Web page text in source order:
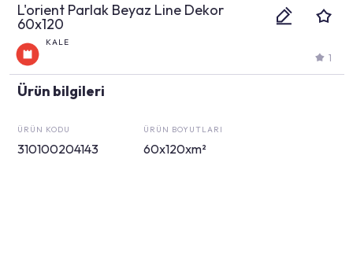
L'orient Parlak Beyaz Line Dekor
60x120
KALE
1
Ürün bilgileri
ÜRÜN KODU
310100204143
ÜRÜN BOYUTLARI
60x120xm²